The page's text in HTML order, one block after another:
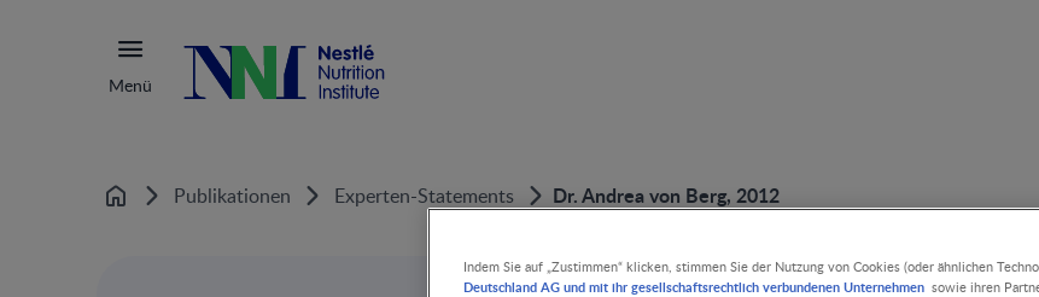
Menü
Home Publikationen Experten-Statements Dr. Andrea von Berg, 2012
Indem Sie auf „Zustimmen“ klicken, stimmen Sie der Nutzung von Cookies (oder ähnlichen
Deutschland AG und mit ihr gesellschaftsrechtlich verbundenen Unternehmen sowie ihren